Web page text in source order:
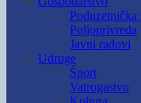
Poljoprivreda
Javni radovi
Udruge
Šport
Vatrogastvo